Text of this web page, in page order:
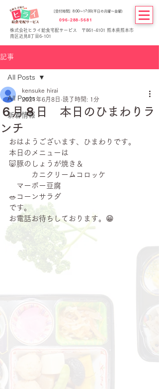
[受付時間] 8:00～17:00(平日の月曜～金曜)
096-288-5681
株式会社ヒライ給食宅配サービス 〒861-4101 熊本県熊本市
南区近見8丁目6-101
記事
All Posts
新着情報
All Posts
６月８日 本日のひまわりラ
ンチ
kensuke hirai
2021年6月8日 読了時間: 1分
おはようございます、ひまわりです。
本日のメニューは
🐷豚のしょうが焼き＆
カニクリームコロッケ
マーボー豆腐
🥗コーンサラダ
です。
お電話お待ちしております。😁